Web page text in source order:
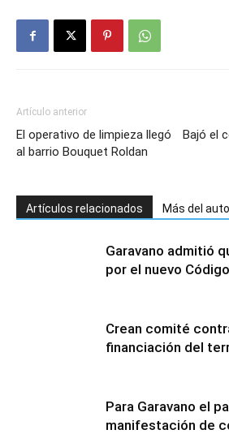
Artículo anterior
El operativo de limpieza llegó
al barrio Bouquet Roldan
Bajó el
Artículos relacionados Más del
Garavano admitió
por el nuevo
Crean comité
financiación del
Para Garavano el
manifestación de